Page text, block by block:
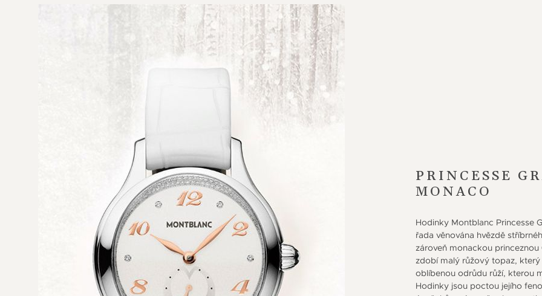
PRINCESSE
MONACO
Hodinky Montblanc Princesse
řada věnována hvězdě
zároveň monackou princeznou
zdobí malý růžový topaz,
oblíbenou odrůdu růží, kterou
Hodinky jsou poctou jejího